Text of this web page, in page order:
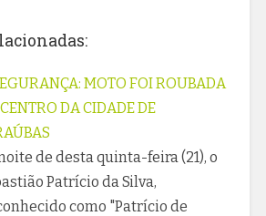
MOTO FOI ROUBADA
DA CIDADE DE
de desta quinta-feira (21), o
Patrício da Silva,
como "Patrício de